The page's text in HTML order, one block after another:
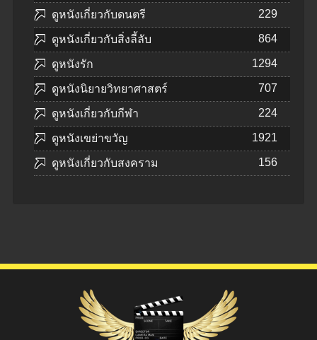
ดูหนังเกี่ยวกับดนตรี 229
ดูหนังเกี่ยวกับสิ่งลี้ลับ 864
ดูหนังรัก 1294
ดูหนังนิยายวิทยาศาสตร์ 707
ดูหนังเกี่ยวกับกีฬา 224
ดูหนังเขย่าขวัญ 1921
ดูหนังเกี่ยวกับสงคราม 156